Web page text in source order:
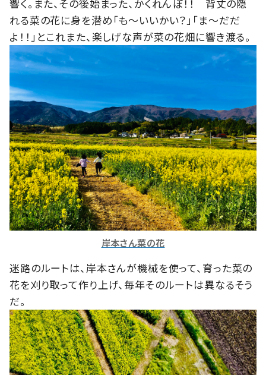
響く。また、その後始まった、かくれんぼ！！ 背丈の隠
れる菜の花に身を潜め「も～いいかい？」「ま～だだ
よ！！」とこれまた、楽しげな声が菜の花畑に響き渡る。
岸本さん菜の花
迷路のルートは、岸本さんが機械を使って、育った菜の
花を刈り取って作り上げ、毎年そのルートは異なるそう
だ。